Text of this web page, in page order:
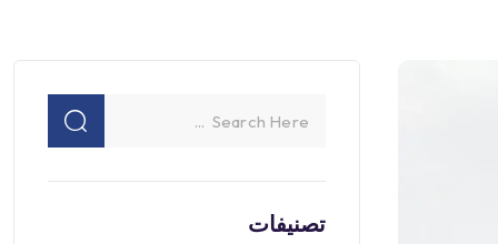
تصنيفات